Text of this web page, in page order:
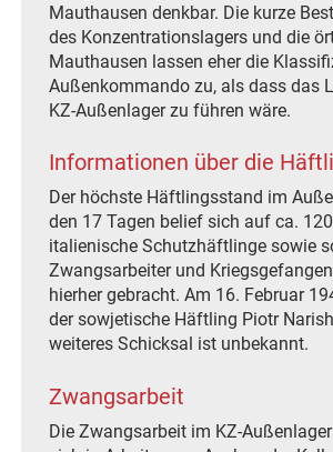
Mauthausen denkbar. Die kurze
des Konzentrationslagers und die
Mauthausen lassen eher die
Außenkommando zu, als dass das
KZ-Außenlager zu führen wäre.
Informationen über die
Der höchste Häftlingsstand im
den 17 Tagen belief sich auf ca.
italienische Schutzhäftlinge sowie
Zwangsarbeiter und
hierher gebracht. Am 16. Februar
der sowjetische Häftling Piotr
weiteres Schicksal ist unbekannt.
Zwangsarbeit
Die Zwangsarbeit im KZ-